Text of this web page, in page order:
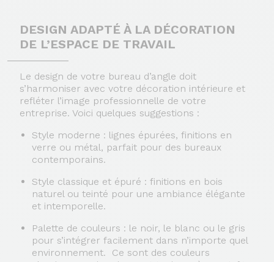
DESIGN ADAPTÉ À LA DÉCORATION
DE L’ESPACE DE TRAVAIL
Le design de votre bureau d’angle doit
s’harmoniser avec votre décoration intérieure et
refléter l’image professionnelle de votre
entreprise. Voici quelques suggestions :
Style moderne : lignes épurées, finitions en
verre ou métal, parfait pour des bureaux
contemporains.
Style classique et épuré : finitions en bois
naturel ou teinté pour une ambiance élégante
et intemporelle.
Palette de couleurs : le noir, le blanc ou le gris
pour s’intégrer facilement dans n’importe quel
environnement. Ce sont des couleurs